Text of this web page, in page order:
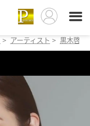
> アーティスト > 黒木啓司